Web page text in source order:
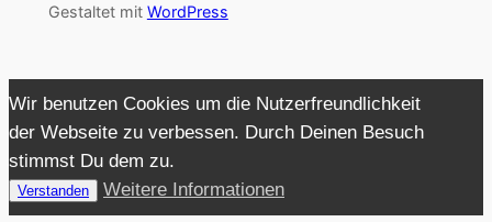
Gestaltet mit WordPress
Wir benutzen Cookies um die Nutzerfreundlichkeit
der Webseite zu verbessen. Durch Deinen Besuch
stimmst Du dem zu.
Verstanden Weitere Informationen